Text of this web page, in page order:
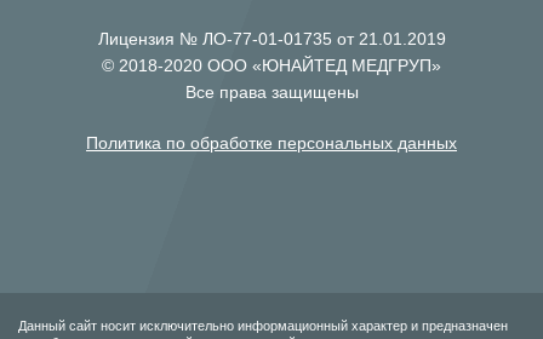
Лицензия № ЛО-77-01-01735 от 21.01.2019
© 2018-2020 ООО «ЮНАЙТЕД МЕДГРУП»
Все права защищены
Политика по обработке персональных данных
Данный сайт носит исключительно информационный характер и предназначен